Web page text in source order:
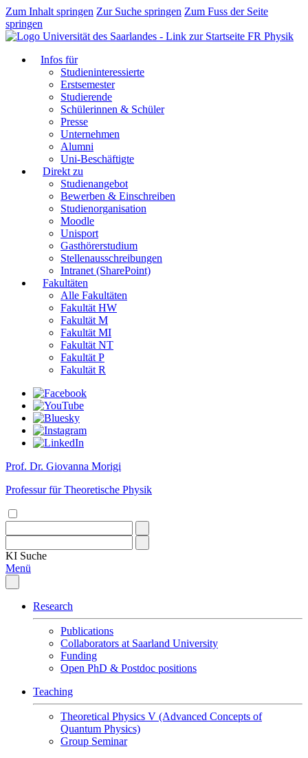
Zum Inhalt springen Zur Suche springen Zum Fuss der Seite
springen
FR Physik
Infos für
Studieninteressierte
Erstsemester
Studierende
Schülerinnen & Schüler
Presse
Unternehmen
Alumni
Uni-Beschäftigte
Direkt zu
Studienangebot
Bewerben & Einschreiben
Studienorganisation
Moodle
Unisport
Gasthörerstudium
Stellenausschreibungen
Intranet (SharePoint)
Fakultäten
Alle Fakultäten
Fakultät HW
Fakultät M
Fakultät MI
Fakultät NT
Fakultät P
Fakultät R
Prof. Dr. Giovanna Morigi
Professur für Theoretische Physik
KI Suche
Menü
Research
Publications
Collaborators at Saarland University
Funding
Open PhD & Postdoc positions
Teaching
Theoretical Physics V (Advanced Concepts of
Quantum Physics)
Group Seminar